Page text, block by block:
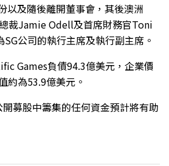
以及隨後離開董事會，其後澳洲
裁Jamie Odell及首席財務官Toni
公司的執行主席及執行副主席。
Games負債94.3億美元，企業價
約為53.9億美元。
募股中籌集的任何資金預計將有助